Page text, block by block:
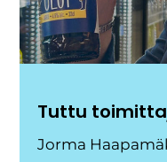
Tuttu
Jorma